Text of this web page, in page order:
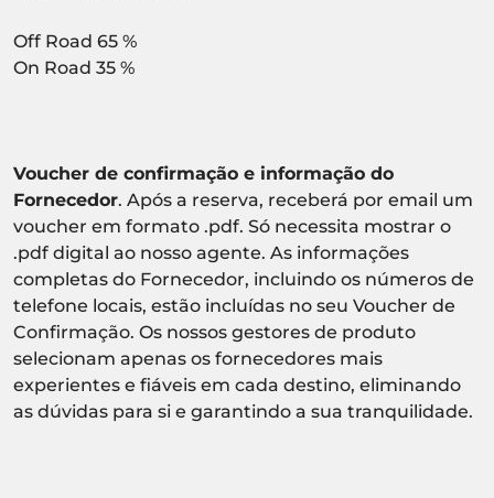
Off Road 65 %
On Road 35 %
Voucher de confirmação e informação do
Fornecedor. Após a reserva, receberá por email um
voucher em formato .pdf. Só necessita mostrar o
.pdf digital ao nosso agente. As informações
completas do Fornecedor, incluindo os números de
telefone locais, estão incluídas no seu Voucher de
Confirmação. Os nossos gestores de produto
selecionam apenas os fornecedores mais
experientes e fiáveis em cada destino, eliminando
as dúvidas para si e garantindo a sua tranquilidade.